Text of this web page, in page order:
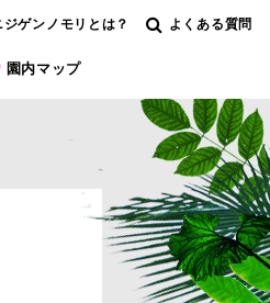
ジゲンノモリとは？ よくある質問
園内マップ